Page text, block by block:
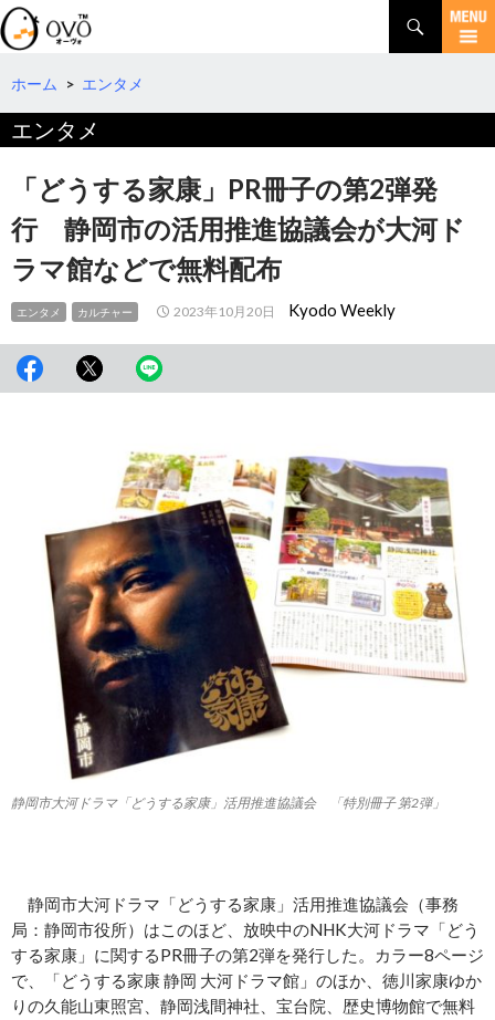
検
索
コ
テ
へ
ホーム > エンタメ
エンタメ
「どうする家康」PR冊子の第2弾発
行 静岡市の活用推進協議会が大河ド
ラマ館などで無料配布
エンタメ カルチャー 2023年10月20日 Kyodo Weekly
静岡市大河ドラマ「どうする家康」活用推進協議会 「特別冊子 第2弾」
静岡市大河ドラマ「どうする家康」活用推進協議会（事務
局：静岡市役所）はこのほど、放映中のNHK大河ドラマ「どう
する家康」に関するPR冊子の第2弾を発行した。カラー8ページ
で、「どうする家康 静岡 大河ドラマ館」のほか、徳川家康ゆか
りの久能山東照宮、静岡浅間神社、宝台院、歴史博物館で無料